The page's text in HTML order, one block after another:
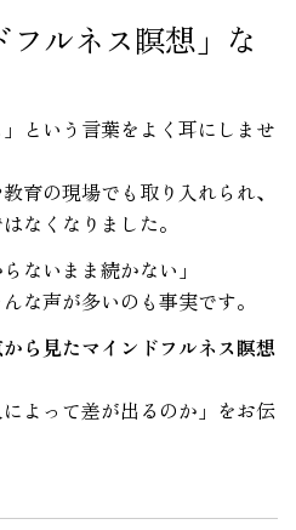
フルネス瞑想」な
という言葉をよく耳にしませ
育の現場でも取り入れられ、
なくなりました。
ないまま続かない」
な声が多いのも事実です。
ら見たマインドフルネス瞑想
よって差が出るのか」をお伝